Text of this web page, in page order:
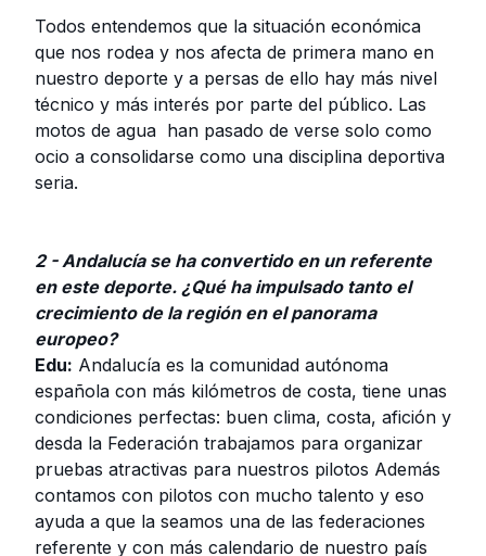
Todos entendemos que la situación económica
que nos rodea y nos afecta de primera mano en
nuestro deporte y a persas de ello hay más nivel
técnico y más interés por parte del público. Las
motos de agua han pasado de verse solo como
ocio a consolidarse como una disciplina deportiva
seria.
2 - Andalucía se ha convertido en un referente
en este deporte. ¿Qué ha impulsado tanto el
crecimiento de la región en el panorama
europeo?
Edu: Andalucía es la comunidad autónoma
española con más kilómetros de costa, tiene unas
condiciones perfectas: buen clima, costa, afición y
desda la Federación trabajamos para organizar
pruebas atractivas para nuestros pilotos Además
contamos con pilotos con mucho talento y eso
ayuda a que la seamos una de las federaciones
referente y con más calendario de nuestro país